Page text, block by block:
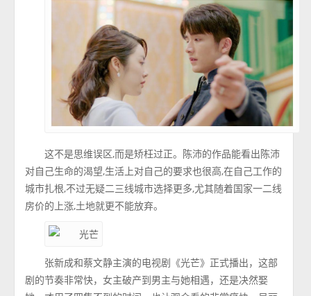
这不是思维误区,而是矫枉过正。陈沛的作品能看出陈沛
对自己生命的渴望,生活上对自己的要求也很高,在自己工作的
城市扎根,不过无疑二三线城市选择更多,尤其随着国家一二线
房价的上涨,土地就更不能放弃。
张新成和蔡文静主演的电视剧《光芒》正式播出，这部
剧的节奏非常快，女主破产到男主与她相遇，还是决然娶